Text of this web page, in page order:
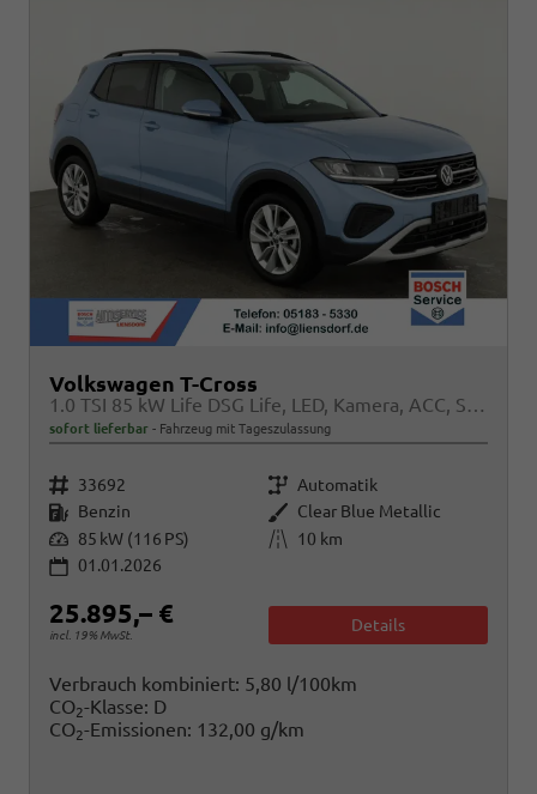
Volkswagen T-Cross
1.0 TSI 85 kW Life DSG Life, LED, Kamera, ACC, Side, Winter, 17-Zoll, 3-J. Garantie
sofort lieferbar Fahrzeug mit Tageszulassung
Fahrzeugnr. 33692 Getriebe Automatik
Kraftstoff Benzin Außenfarbe Clear Blue Metallic
Leistung 85 kW (116 PS) Kilometerstand
10 km
01.01.2026
25.895,– €
incl. 19% MwSt.
Details
Verbrauch kombiniert: 5,80 l/100km
CO2-Klasse: D
CO2-Emissionen: 132,00 g/km